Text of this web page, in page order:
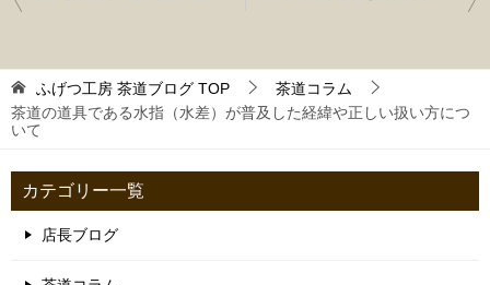
ビ
ゲ
シ
ョ
ふげつ工房 茶道ブログ TOP
茶道コラム
茶道の道具である水指（水差）が普及した経緯や正しい扱い方につ
いて
カテゴリー一覧
店長ブログ